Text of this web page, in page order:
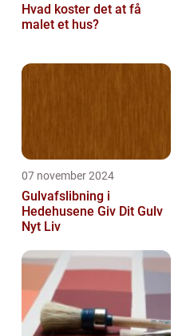
Hvad koster det at få
malet et hus?
07 november 2024
Gulvafslibning i
Hedehusene Giv Dit Gulv
Nyt Liv